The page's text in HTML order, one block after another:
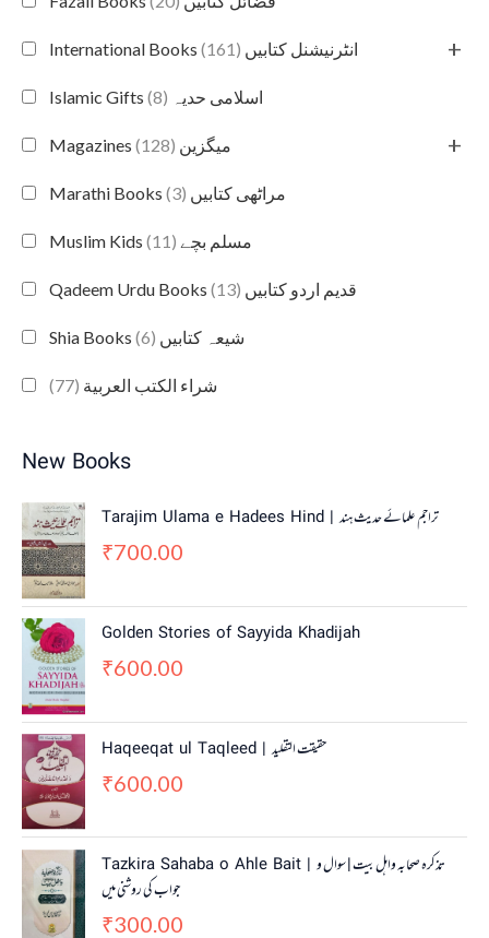
International Books انٹرنیشنل کتابیں (161) +
Islamic Gifts اسلامی حدیہ (8)
Magazines میگزین (128) +
Marathi Books مراٹھی کتابیں (3)
Muslim Kids مسلم بچے (11)
Qadeem Urdu Books قدیم اردو کتابیں (13)
Shia Books شیعہ کتابیں (6)
شراء الكتب العربية (77)
New Books
Tarajim Ulama e Hadees Hind | تراجم علمائے حديث ہند
₹700.00
Golden Stories of Sayyida Khadijah
₹600.00
Haqeeqat ul Taqleed | حقیقت التقلید
₹600.00
Tazkira Sahaba o Ahle Bait | تذکرہ صحابہ واہل بیت | سوال و
جواب کی روشنی میں
₹300.00